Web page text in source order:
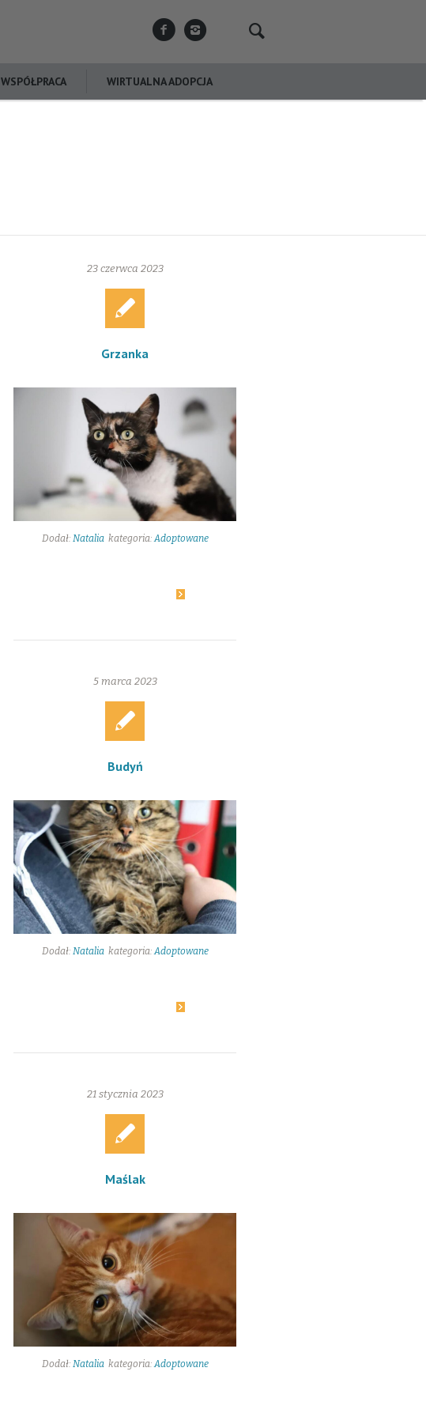
WSPÓŁPRACA WIRTUALNA ADOPCJA
23 czerwca 2023
Grzanka
Dodał: Natalia kategoria:Adoptowane
5 marca 2023
Budyń
Dodał: Natalia kategoria:Adoptowane
21 stycznia 2023
Maślak
Dodał: Natalia kategoria: Adoptowane